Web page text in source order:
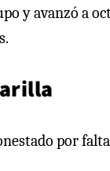
y avanzó a
por